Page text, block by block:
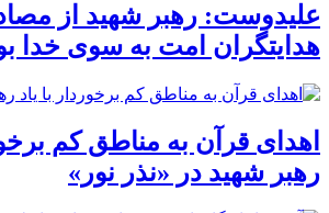
علیدوست: رهبر شهید از
هدایتگران امت به سوی خدا
اهدای قرآن به مناطق کم
رهبر شهید در «نذر نور»